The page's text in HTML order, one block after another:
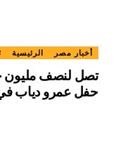
أخبار مصر الرئيسية
تصل لنصف مليون
حفل عمرو دياب